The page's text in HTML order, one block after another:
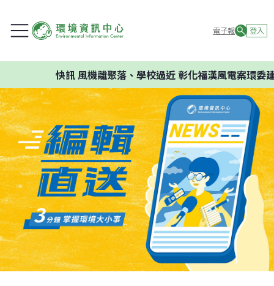
電子報 登入
快訊風機離聚落、學校過近 彰化福漢風電案環委建